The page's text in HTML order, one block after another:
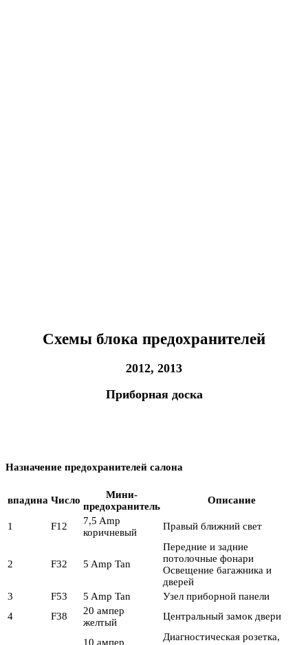
Схемы блока предохранителей
2012, 2013
Приборная доска
Назначение предохранителей салона
впадина Число
Мини-
предохранитель
Описание
1 F12
7,5 Amp
коричневый
Правый ближний свет
2 F32 5 Amp Tan
Передние и задние
потолочные фонари
Освещение багажника и
дверей
3
F53 5 Amp Tan
Узел приборной панели
4
F38
20 ампер
желтый
Центральный замок двери
10 ампер
Диагностическая розетка,